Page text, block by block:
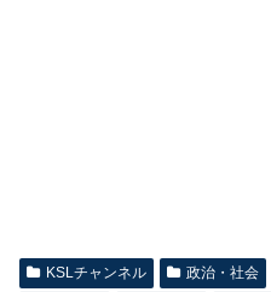
KSLチャンネル 政治・社会